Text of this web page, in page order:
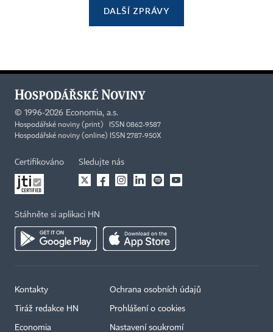
DALŠÍ ZPRÁVY
© 1996-2026 Economia, a.s.
Hospodářské noviny (print) ISSN 0862-9587
Hospodářské noviny (online) ISSN 2787-950X
Certifikováno Sledujte nás
Stáhněte si aplikaci HN
Kontakty
Tiráž redakce HN
Economia
Ochrana osobních údajů
Prohlášení o cookies
Nastavení soukromí